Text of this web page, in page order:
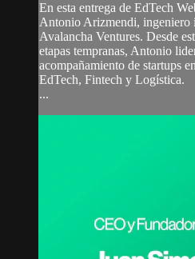
En esta entrega de EdTech
Antonio Arizmendi, ingeniero
Avalancha Ventures. Desde
etapas tempranas, Antonio
acompañamiento de startups
EdTech, Fintech y Logística.
...